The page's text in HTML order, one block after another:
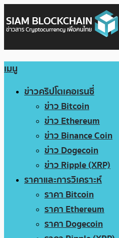
เมนู
ข่าวคริปโตเคอเรนซี่
ข่าว Bitcoin
ข่าว Ethereum
ข่าว Binance Coin
ข่าว Dogecoin
ข่าว Ripple (XRP)
ราคาและการวิเคราะห์
ราคา Bitcoin
ราคา Ethereum
ราคา Dogecoin